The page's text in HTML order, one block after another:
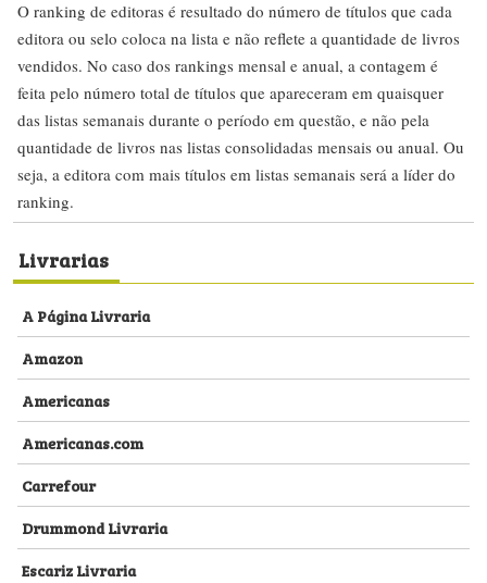
O ranking de editoras é resultado do número de títulos que cada
editora ou selo coloca na lista e não reflete a quantidade de livros
vendidos. No caso dos rankings mensal e anual, a contagem é
feita pelo número total de títulos que apareceram em quaisquer
das listas semanais durante o período em questão, e não pela
quantidade de livros nas listas consolidadas mensais ou anual. Ou
seja, a editora com mais títulos em listas semanais será a líder do
ranking.
Livrarias
A Página Livraria
Amazon
Americanas
Americanas.com
Carrefour
Drummond Livraria
Escariz Livraria